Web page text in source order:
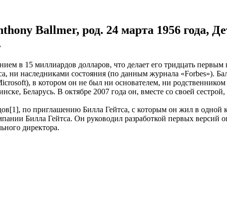
Ballmer, род. 24 марта 1956
в 15 миллиардов долларов, что делает его тридцать
ни наследниками состояния (по данным журнала «Forbes»).
в котором он не был ни основателем, ни родственником
Беларусь. В октябре 2007 года он, вместе со своей
по приглашению Билла Гейтса, с которым он жил в одной
Билла Гейтса. Он руководил разработкой первых
директора.